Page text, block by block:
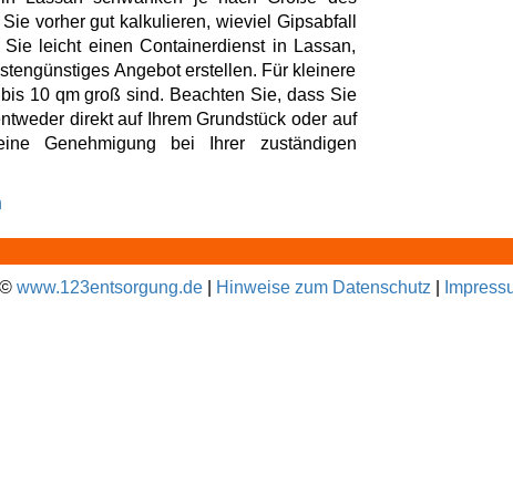
vorher gut kalkulieren, wieviel Gipsabfall
leicht einen Containerdienst in Lassan,
Angebot erstellen. Für kleinere
10 qm groß sind. Beachten Sie, dass Sie
direkt auf Ihrem Grundstück oder auf
Genehmigung bei Ihrer zuständigen
© www.123entsorgung.de Hinweise zum Datenschutz